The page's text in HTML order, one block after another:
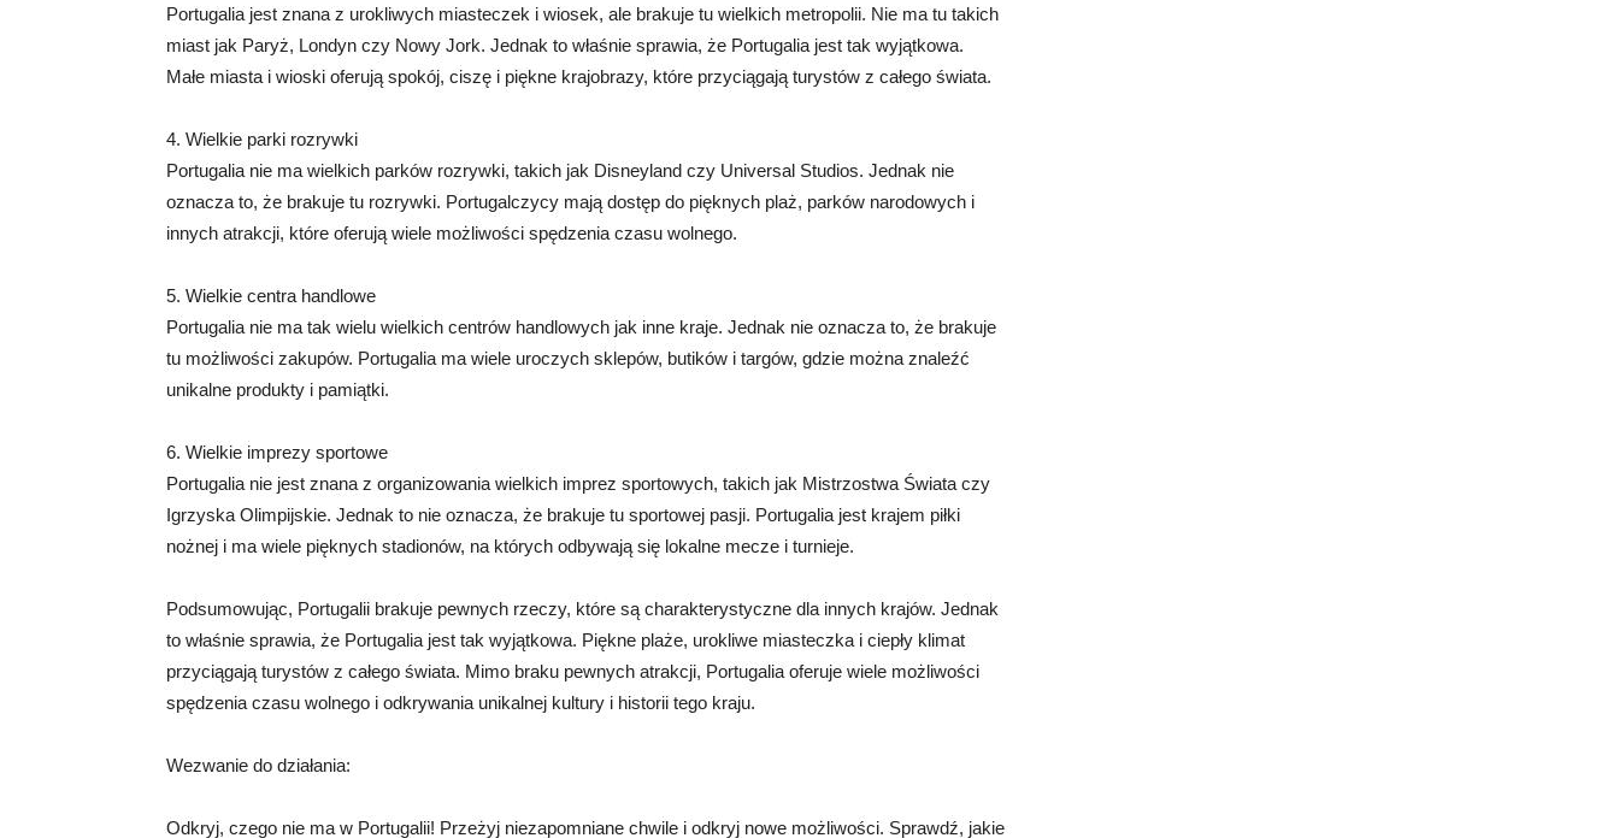
Portugalia jest znana z urokliwych miasteczek i wiosek, ale brakuje tu wielkich metropolii. Nie ma tu takich
miast jak Paryż, Londyn czy Nowy Jork. Jednak to właśnie sprawia, że Portugalia jest tak wyjątkowa.
Małe miasta i wioski oferują spokój, ciszę i piękne krajobrazy, które przyciągają turystów z całego świata.
4. Wielkie parki rozrywki
Portugalia nie ma wielkich parków rozrywki, takich jak Disneyland czy Universal Studios. Jednak nie
oznacza to, że brakuje tu rozrywki. Portugalczycy mają dostęp do pięknych plaż, parków narodowych i
innych atrakcji, które oferują wiele możliwości spędzenia czasu wolnego.
5. Wielkie centra handlowe
Portugalia nie ma tak wielu wielkich centrów handlowych jak inne kraje. Jednak nie oznacza to, że brakuje
tu możliwości zakupów. Portugalia ma wiele uroczych sklepów, butików i targów, gdzie można znaleźć
unikalne produkty i pamiątki.
6. Wielkie imprezy sportowe
Portugalia nie jest znana z organizowania wielkich imprez sportowych, takich jak Mistrzostwa Świata czy
Igrzyska Olimpijskie. Jednak to nie oznacza, że brakuje tu sportowej pasji. Portugalia jest krajem piłki
nożnej i ma wiele pięknych stadionów, na których odbywają się lokalne mecze i turnieje.
Podsumowując, Portugalii brakuje pewnych rzeczy, które są charakterystyczne dla innych krajów. Jednak
to właśnie sprawia, że Portugalia jest tak wyjątkowa. Piękne plaże, urokliwe miasteczka i ciepły klimat
przyciągają turystów z całego świata. Mimo braku pewnych atrakcji, Portugalia oferuje wiele możliwości
spędzenia czasu wolnego i odkrywania unikalnej kultury i historii tego kraju.
Wezwanie do działania:
Odkryj, czego nie ma w Portugalii! Przeżyj niezapomniane chwile i odkryj nowe możliwości. Sprawdź, jakie